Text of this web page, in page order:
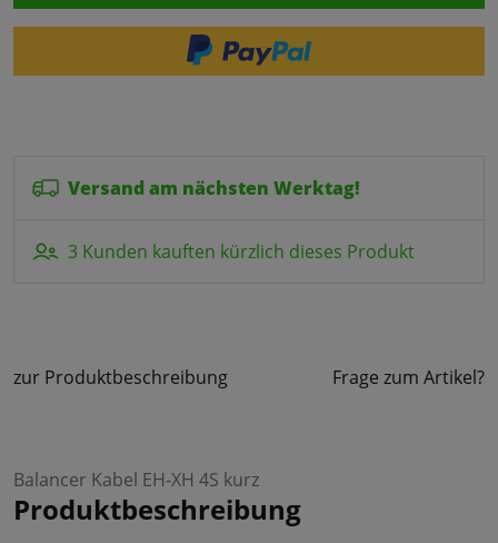
Versand am nächsten Werktag!
3 Kunden kauften kürzlich dieses Produkt
zur Produktbeschreibung Frage zum Artikel?
Balancer Kabel EH-XH 4S kurz
Produktbeschreibung